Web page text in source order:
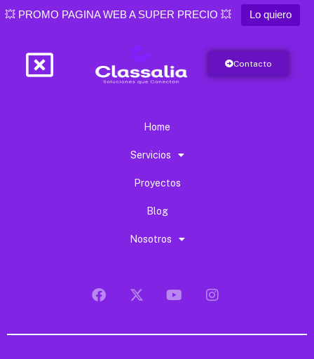
💥 PROMO PAGINA WEB A SUPER PRECIO 💥 Lo quiero
Contacto
Home
Servicios
Proyectos
Blog
Nosotros